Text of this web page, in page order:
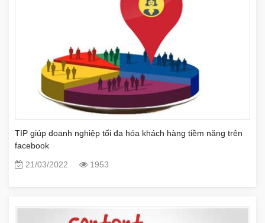
TIP giúp doanh nghiệp tối đa hóa khách hàng tiềm năng trên
facebook
21/03/2022
1953